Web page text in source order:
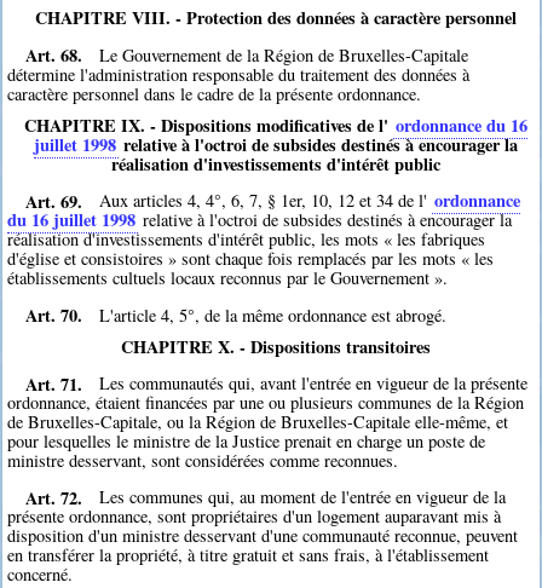
CHAPITRE VIII. - Protection des données à caractère personnel
Art. 68.
Le Gouvernement de la Région de Bruxelles-Capitale
détermine l'administration responsable du traitement des données à
caractère personnel dans le cadre de la présente ordonnance.
CHAPITRE IX. - Dispositions modificatives de l' ordonnance du 16
juillet 1998 relative à l'octroi de subsides destinés à encourager la
réalisation d'investissements d'intérêt public
Art. 69.
Aux articles 4, 4°, 6, 7, § 1er, 10, 12 et 34 de l' ordonnance
du 16 juillet 1998 relative à l'octroi de subsides destinés à encourager la
réalisation d'investissements d'intérêt public, les mots « les fabriques
d'église et consistoires » sont chaque fois remplacés par les mots « les
établissements cultuels locaux reconnus par le Gouvernement ».
Art. 70. L'article 4, 5°, de la même ordonnance est abrogé.
CHAPITRE X. - Dispositions transitoires
Art. 71.
Les communautés qui, avant l'entrée en vigueur de la présente
ordonnance, étaient financées par une ou plusieurs communes de la Région
de Bruxelles-Capitale, ou la Région de Bruxelles-Capitale elle-même, et
pour lesquelles le ministre de la Justice prenait en charge un poste de
ministre desservant, sont considérées comme reconnues.
Art. 72.
Les communes qui, au moment de l'entrée en vigueur de la
présente ordonnance, sont propriétaires d'un logement auparavant mis à
disposition d'un ministre desservant d'une communauté reconnue, peuvent
en transférer la propriété, à titre gratuit et sans frais, à l'établissement
concerné.